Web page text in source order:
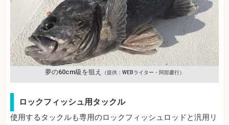
夢の60cm級を狙え （提供：WEBライター・阿部慶行）
ロックフィッシュ用タックル
使用するタックルも専用のロックフィッシュロッドと汎用リ